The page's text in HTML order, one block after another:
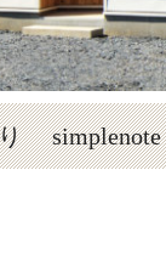
simplenote